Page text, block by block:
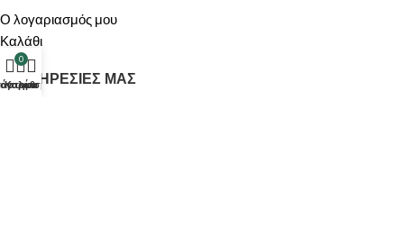
Ο λογαριασμός μου
Καλάθι
ΟΙ ΥΠΗΡΕΣΙΕΣ ΜΑΣ
0
Καλάθι μου